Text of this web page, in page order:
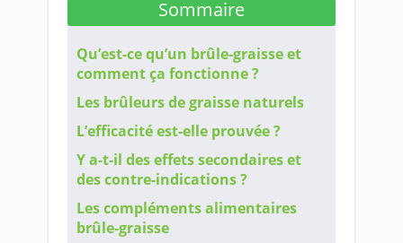
Sommaire
Qu’est-ce qu’un brûle-graisse et
comment ça fonctionne ?
Les brûleurs de graisse naturels
L’efficacité est-elle prouvée ?
Y a-t-il des effets secondaires et
des contre-indications ?
Les compléments alimentaires
brûle-graisse